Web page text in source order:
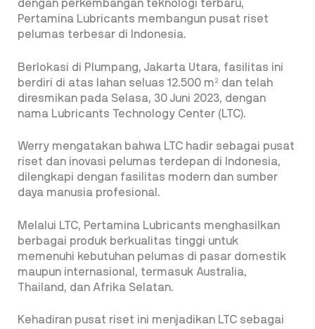
dengan perkembangan teknologi terbaru,
Pertamina Lubricants membangun pusat riset
pelumas terbesar di Indonesia.
Berlokasi di Plumpang, Jakarta Utara, fasilitas ini
berdiri di atas lahan seluas 12.500 m² dan telah
diresmikan pada Selasa, 30 Juni 2023, dengan
nama Lubricants Technology Center (LTC).
Werry mengatakan bahwa LTC hadir sebagai pusat
riset dan inovasi pelumas terdepan di Indonesia,
dilengkapi dengan fasilitas modern dan sumber
daya manusia profesional.
Melalui LTC, Pertamina Lubricants menghasilkan
berbagai produk berkualitas tinggi untuk
memenuhi kebutuhan pelumas di pasar domestik
maupun internasional, termasuk Australia,
Thailand, dan Afrika Selatan.
Kehadiran pusat riset ini menjadikan LTC sebagai